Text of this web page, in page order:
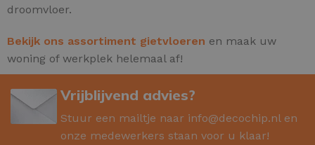
droomvloer.
Bekijk ons assortiment gietvloeren en maak uw
woning of werkplek helemaal af!
Vrijblijvend advies?
Stuur een mailtje naar info@decochip.nlen
onze medewerkers staan voor u klaar!